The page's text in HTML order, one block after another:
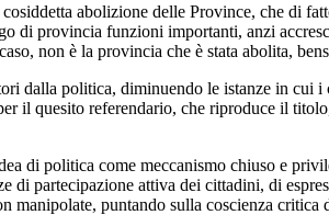
abolizione delle Province, che di
di provincia funzioni importanti, anzi
non è la provincia che è stata abolita,
dalla politica, diminuendo le istanze in cui i
il quesito referendario, che riproduce il
di politica come meccanismo chiuso e
partecipazione attiva dei cittadini, di
puntando sulla coscienza